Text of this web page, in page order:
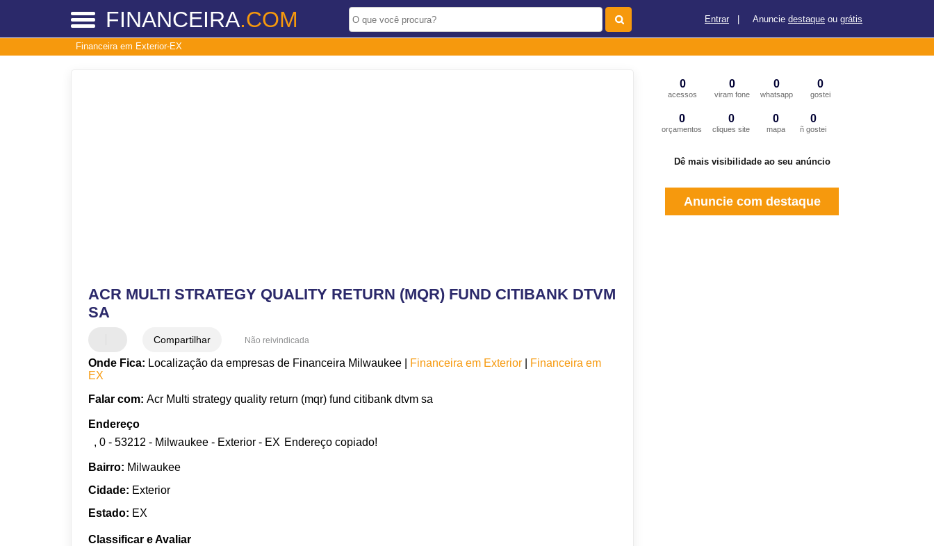
FINANCEIRA.COM Entrar Anuncie destaque ou grátis
Financeira em Exterior-EX
ACR MULTI STRATEGY QUALITY RETURN (MQR) FUND CITIBANK DTVM
SA
Compartilhar Não reivindicada
Onde Fica: Localização da empresas de Financeira Milwaukee | Financeira em Exterior
Financeira em
EX
Falar com: Acr Multi strategy quality return (mqr) fund citibank dtvm sa
Endereço
, 0 - 53212 - Milwaukee - Exterior - EX Endereço copiado!
Bairro: Milwaukee
Cidade: Exterior
Estado: EX
Classificar e Avaliar
0
acessos
0
viram fone
0
whatsapp
0
gostei
0
orçamentos
0
cliques site
0
mapa
0
ñ gostei
Dê mais visibilidade ao seu anúncio
Anuncie com destaque